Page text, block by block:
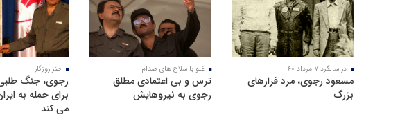
در سالگرد ۷ مرداد ۶۰
مسعود رجوی، مرد فرارهای
بزرگ
غلو با سلاح های صدام
ترس و بی اعتمادی مطلق
رجوی به نیروهایش
طنز روزگار
رجوی، جنگ
برای حمله به
می کند